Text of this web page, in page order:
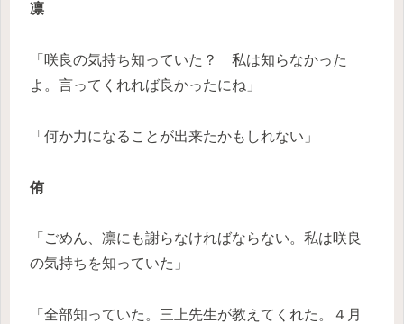
凛
「咲良の気持ち知っていた？ 私は知らなかった
よ。言ってくれれば良かったにね」
「何か力になることが出来たかもしれない」
侑
「ごめん、凛にも謝らなければならない。私は咲良
の気持ちを知っていた」
「全部知っていた。三上先生が教えてくれた。４月